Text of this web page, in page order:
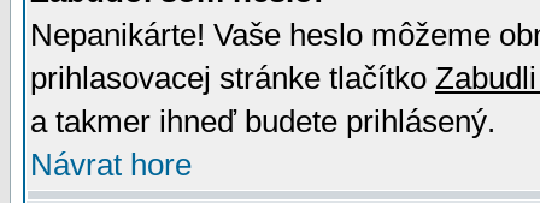
Nepanikárte! Vaše heslo môžeme
prihlasovacej stránke tlačítko
a takmer ihneď budete prihlásený.
Návrat hore